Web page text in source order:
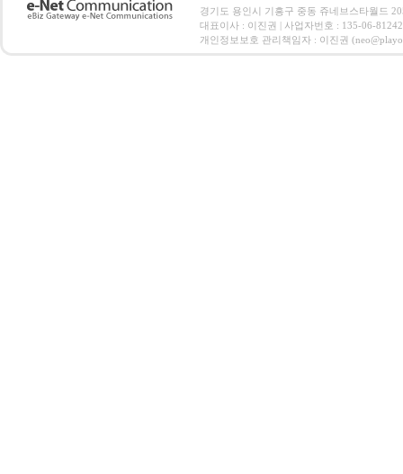
경기도 용인시 기흥구 중동 쥬네브스타월드
대표이사 : 이진권 | 사업자번호 : 135-06-
개인정보보호 관리책임자 : 이진권